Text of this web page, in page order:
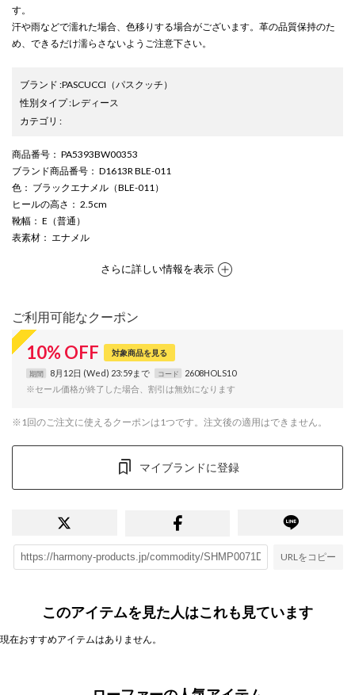
す。
汗や雨などで濡れた場合、色移りする場合がございます。革の品質保持のた
め、できるだけ濡らさないようご注意下さい。
ブランド :PASCUCCI （パスクッチ）
性別タイプ:レディース
カテゴリ :
商品番号 ： PA5393BW00353
ブランド商品番号 ： D1613R BLE-011
色 ： ブラックエナメル（BLE-011）
ヒールの高さ ： 2.5cm
靴幅 ： E（普通）
表素材 ： エナメル
さらに詳しい情報を表示
ご利用可能なクーポン
10% OFF 対象商品を見る
期間 8月12日 (Wed) 23:59まで コード
2608HOLS10
※セール価格が終了した場合、割引は無効になります
※1回のご注文に使えるクーポンは1つです。注文後の適用はできません。
マイブランドに登録
URLをコピー
このアイテムを見た人はこれも見ています
現在おすすめアイテムはありません。